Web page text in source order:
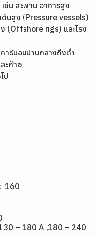
ช่น สะพาน อาคารสูง
นสูง (Pressure vessels)
(Offshore rigs) และโรง
คาร์บอนปานกลางถึงต่ำ
ะก๊าซ
ป
160
– 180 A ,180 – 240